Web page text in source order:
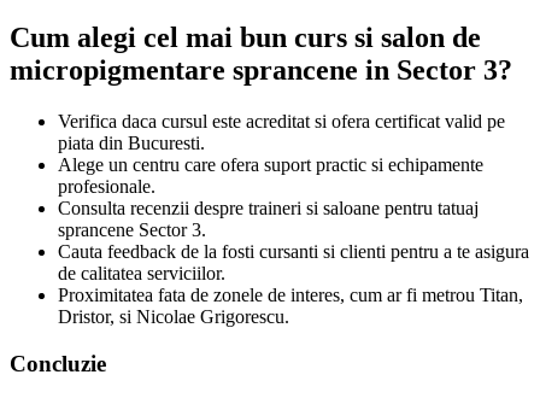
Cum alegi cel mai bun curs si salon de
micropigmentare sprancene in Sector 3?
Verifica daca cursul este acreditat si ofera certificat valid pe
piata din Bucuresti.
Alege un centru care ofera suport practic si echipamente
profesionale.
Consulta recenzii despre traineri si saloane pentru tatuaj
sprancene Sector 3.
Cauta feedback de la fosti cursanti si clienti pentru a te asigura
de calitatea serviciilor.
Proximitatea fata de zonele de interes, cum ar fi metrou Titan,
Dristor, si Nicolae Grigorescu.
Concluzie